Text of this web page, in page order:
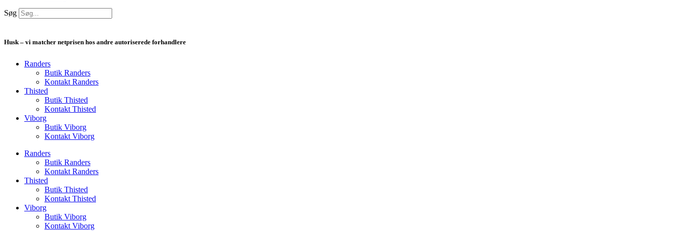
Søg
Husk – vi matcher netprisen hos andre autoriserede forhandlere
Randers
Butik Randers
Kontakt Randers
Thisted
Butik Thisted
Kontakt Thisted
Viborg
Butik Viborg
Kontakt Viborg
Randers
Butik Randers
Kontakt Randers
Thisted
Butik Thisted
Kontakt Thisted
Viborg
Butik Viborg
Kontakt Viborg